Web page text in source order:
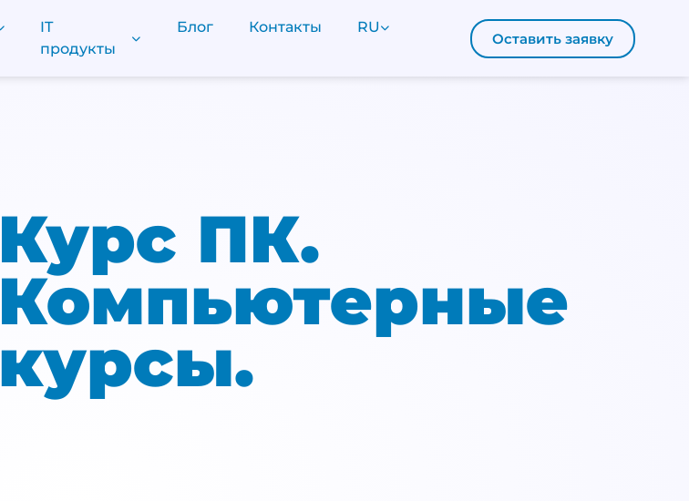
IT
продукты
Блог Контакты RU
Оставить заявку
Курс ПК.
Компьютерные
курсы.